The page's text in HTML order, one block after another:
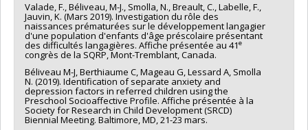
Valade, F., Béliveau, M-J., Smolla, N., Breault, C., Labelle, F.,
Jauvin, K. (Mars 2019). Investigation du rôle des
naissances prématurées sur le développement langagier
d'une population d'enfants d'âge préscolaire présentant
des difficultés langagières. Affiche présentée au 41e
congrès de la SQRP, Mont-Tremblant, Canada.
Béliveau M-J, Berthiaume C, Mageau G, Lessard A, Smolla
N. (2019). Identification of separate anxiety and
depression factors in referred children using the
Preschool Socioaffective Profile. Affiche présentée à la
Society for Research in Child Development (SRCD)
Biennial Meeting. Baltimore, MD, 21-23 mars.